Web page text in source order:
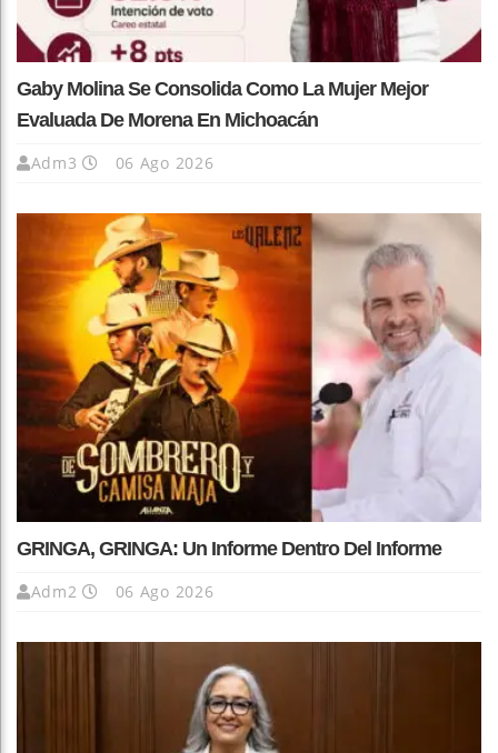
Gaby Molina Se Consolida Como La Mujer Mejor
Evaluada De Morena En Michoacán
Adm3 06 Ago 2026
GRINGA, GRINGA: Un Informe Dentro Del Informe
Adm2 06 Ago 2026